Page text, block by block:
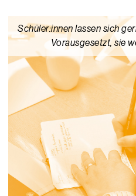
Schüler:innen lassen sich
Vorausgesetzt, sie